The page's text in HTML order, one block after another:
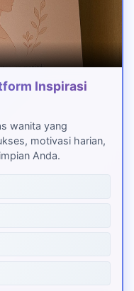
Inspirasi
wanita yang
motivasi harian,
Anda.